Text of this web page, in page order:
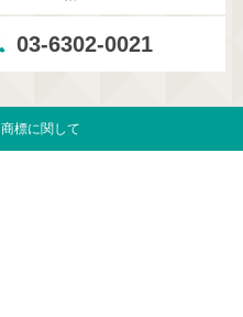
03-6302-0021
商標に関して